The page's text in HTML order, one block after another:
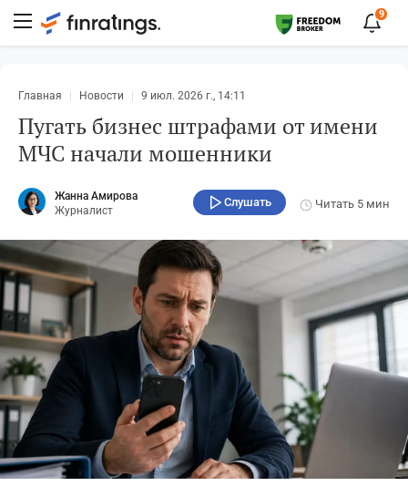
9
Главная Новости 9 июл. 2026 г., 14:11
Пугать бизнес штрафами от имени
МЧС начали мошенники
Жанна Амирова
Журналист
Слушать Читать 5 мин